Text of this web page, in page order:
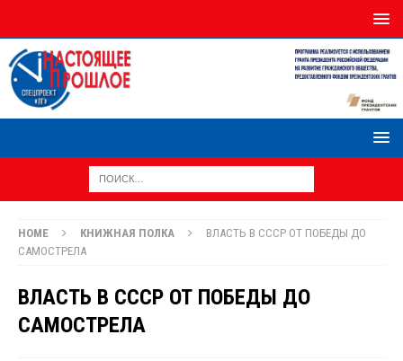
HOME КНИЖНАЯ ПОЛКА
ВЛАСТЬ В СССР ОТ ПОБЕДЫ ДО
САМОСТРЕЛА
ВЛАСТЬ В СССР ОТ ПОБЕДЫ ДО
САМОСТРЕЛА